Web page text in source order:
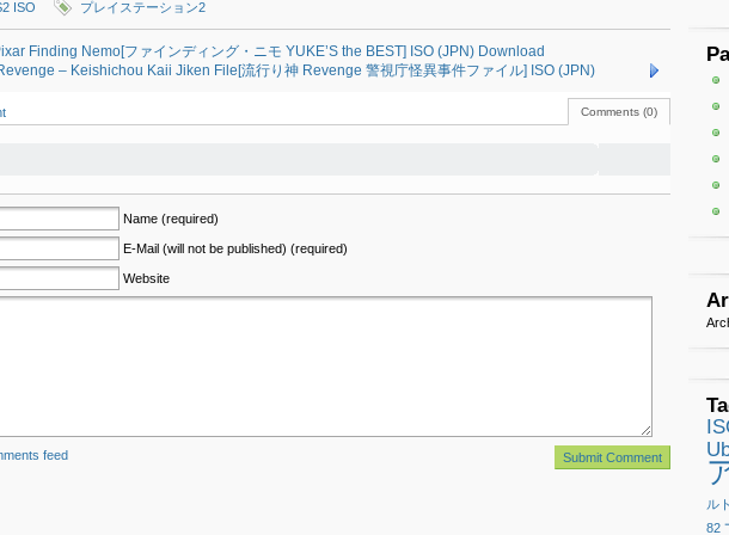
ISO プレイステーション2
Finding Nemo[ファインディング・ニモ YUKE’S the BEST] ISO (JPN) Download
– Keishichou Kaii Jiken File[流行り神 Revenge 警視庁怪異事件ファイル] ISO (JPN)
Comments (0)
Name (required)
E-Mail (will not be published) (required)
Website
feed
ル
82